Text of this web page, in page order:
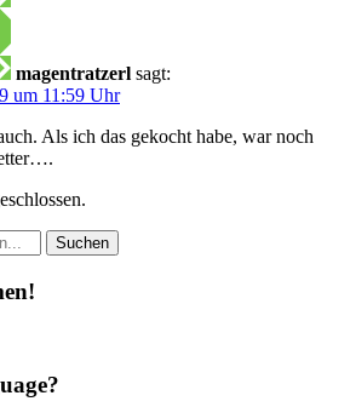
magentratzerl sagt:
um 11:59 Uhr
Als ich das gekocht habe, war noch